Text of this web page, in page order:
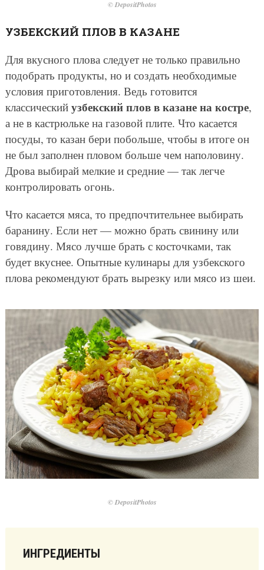
© DepositPhotos
УЗБЕКСКИЙ ПЛОВ В КАЗАНЕ
Для вкусного плова следует не только правильно
подобрать продукты, но и создать необходимые
условия приготовления. Ведь готовится
классический узбекский плов в казане на костре,
а не в кастрюльке на газовой плите. Что касается
посуды, то казан бери побольше, чтобы в итоге он
не был заполнен пловом больше чем наполовину.
Дрова выбирай мелкие и средние — так легче
контролировать огонь.
Что касается мяса, то предпочтительнее выбирать
баранину. Если нет — можно брать свинину или
говядину. Мясо лучше брать с косточками, так
будет вкуснее. Опытные кулинары для узбекского
плова рекомендуют брать вырезку или мясо из шеи.
© DepositPhotos
ИНГРЕДИЕНТЫ